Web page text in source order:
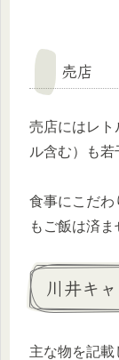
売店
売店にはレト
ル含む）も若
食事にこだわ
もご飯は済
川井キ
主な物を記載